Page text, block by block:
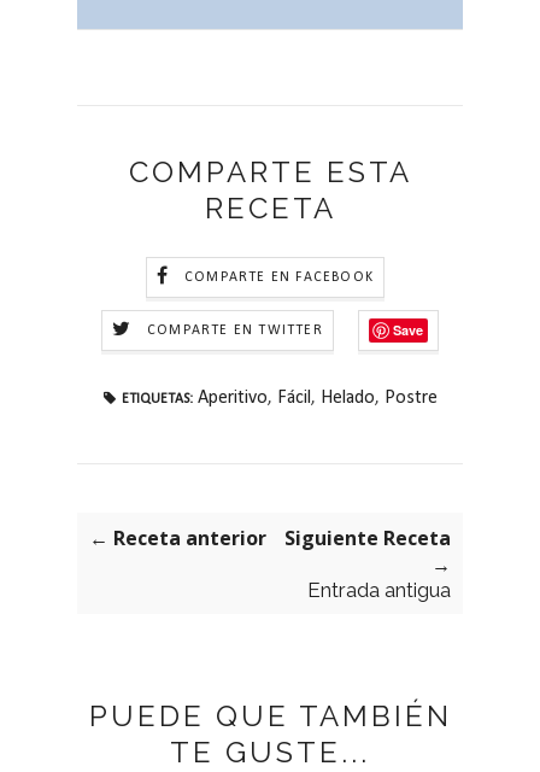
COMPARTE ESTA
RECETA
COMPARTE EN FACEBOOK
COMPARTE EN TWITTER Save
ETIQUETAS: Aperitivo, Fácil , Helado, Postre
← Receta anterior
Siguiente Receta
→
Entrada antigua
PUEDE QUE TAMBIÉN
TE GUSTE...